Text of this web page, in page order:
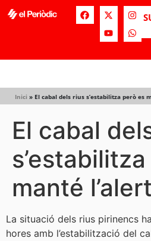
Inici » El cabal dels rius s’estabilitza però es
El cabal
manté
La situació dels rius pirinencs
hores amb l’estabilització del